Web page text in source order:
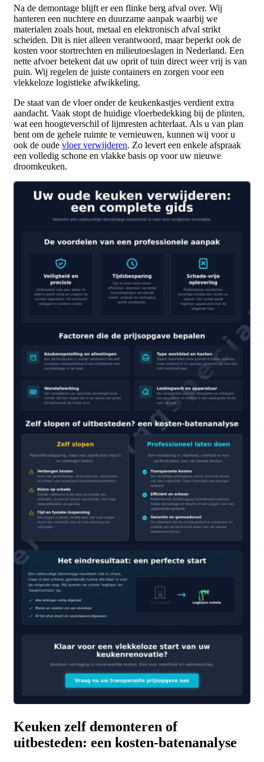
Na de demontage blijft er een flinke berg afval over. Wij
hanteren een nuchtere en duurzame aanpak waarbij we
materialen zoals hout, metaal en elektronisch afval strikt
scheiden. Dit is niet alleen verantwoord, maar beperkt ook de
kosten voor stortrechten en milieutoeslagen in Nederland. Een
nette afvoer betekent dat uw oprit of tuin direct weer vrij is van
puin. Wij regelen de juiste containers en zorgen voor een
vlekkeloze logistieke afwikkeling.
De staat van de vloer onder de keukenkastjes verdient extra
aandacht. Vaak stopt de huidige vloerbedekking bij de plinten,
wat een hoogteverschil of lijmresten achterlaat. Als u van plan
bent om de gehele ruimte te vernieuwen, kunnen wij voor u
ook de oude vloer verwijderen. Zo levert een enkele afspraak
een volledig schone en vlakke basis op voor uw nieuwe
droomkeuken.
Keuken zelf demonteren of
uitbesteden: een kosten-batenanalyse